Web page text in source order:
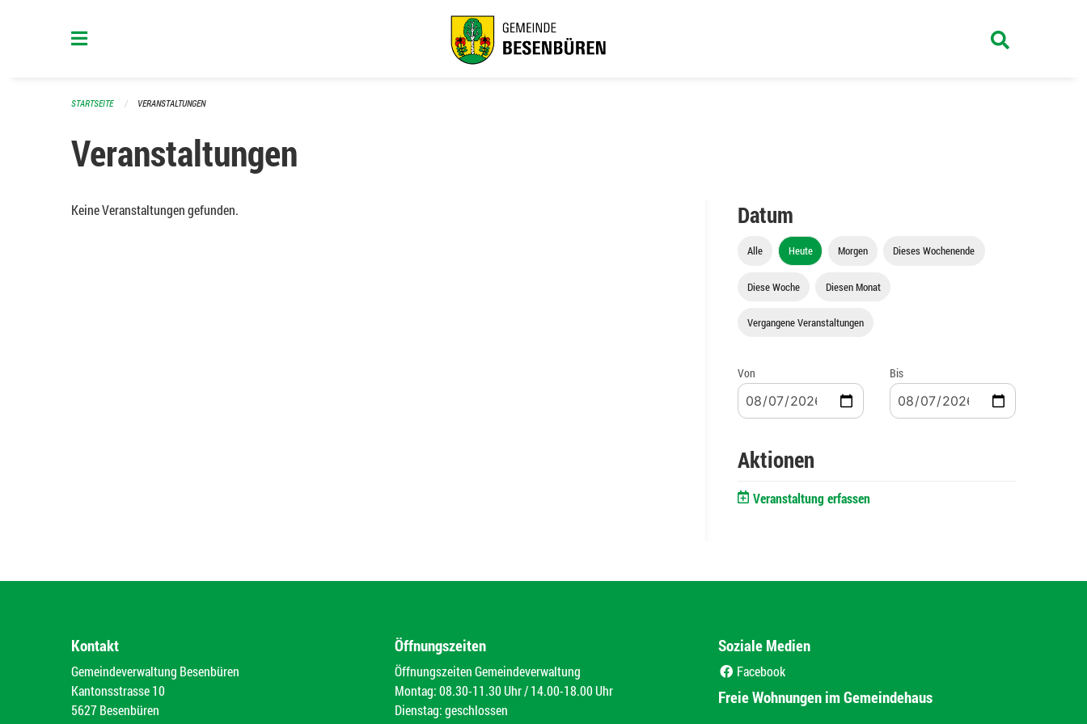
STARTSEITE VERANSTALTUNGEN
Veranstaltungen
Keine Veranstaltungen gefunden. Datum
Alle Heute Morgen Dieses Wochenende
Diese Woche Diesen Monat
Vergangene Veranstaltungen
Von Bis
Aktionen
Veranstaltung erfassen
Kontakt
Gemeindeverwaltung Besenbüren
Kantonsstrasse 10
5627 Besenbüren
Öffnungszeiten
Öffnungszeiten Gemeindeverwaltung
Montag: 08.30-11.30 Uhr / 14.00-18.00 Uhr
Dienstag: geschlossen
Soziale Medien
Facebook
Freie Wohnungen im Gemeindehaus